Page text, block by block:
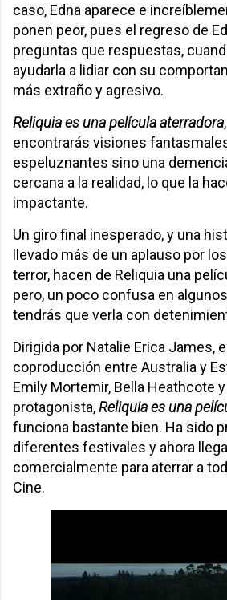
caso, Edna aparece e
ponen peor, pues el regreso de
preguntas que respuestas,
ayudarla a lidiar con su
más extraño y agresivo.
Reliquia es una película aterradora
encontrarás visiones
espeluznantes sino una
cercana a la realidad, lo que la
impactante.
Un giro final inesperado, y una
llevado más de un aplauso por
terror, hacen de Reliquia una
pero, un poco confusa en
tendrás que verla con
Dirigida por Natalie Erica James,
coproducción entre Australia y
Emily Mortemir, Bella Heathcote
protagonista,Reliquia es una
funciona bastante bien. Ha sido
diferentes festivales y ahora
comercialmente para aterrar a
Cine.